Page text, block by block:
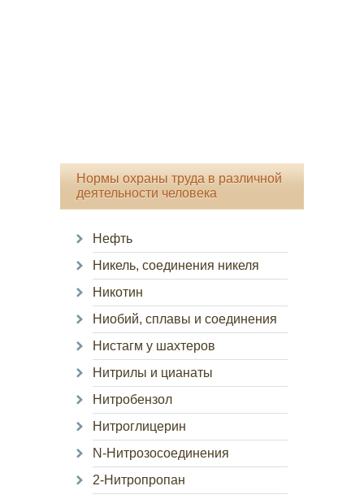
Нормы охраны труда в различной
деятельности человека
Нефть
Никель, соединения никеля
Никотин
Ниобий, сплавы и соединения
Нистагм у шахтеров
Нитрилы и цианаты
Нитробензол
Нитроглицерин
N-Нитрозосоединения
2-Нитропропан